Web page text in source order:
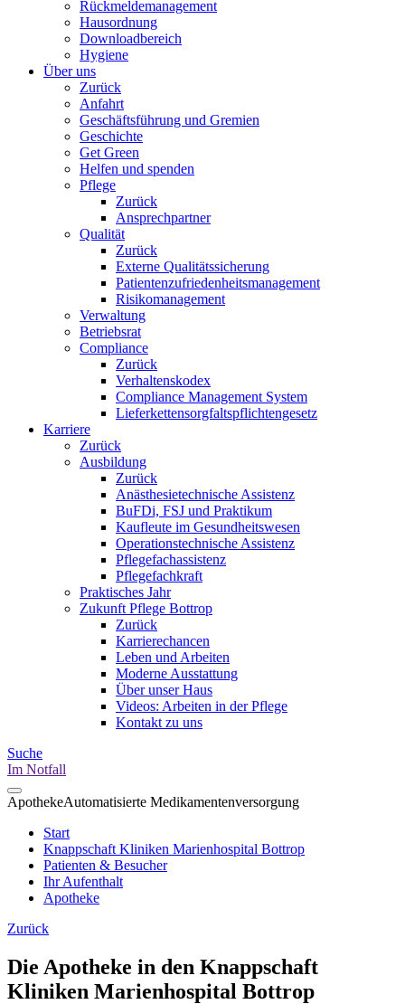
Rückmeldemanagement
Hausordnung
Downloadbereich
Hygiene
Über uns
Zurück
Anfahrt
Geschäftsführung und Gremien
Geschichte
Get Green
Helfen und spenden
Pflege
Zurück
Ansprechpartner
Qualität
Zurück
Externe Qualitätssicherung
Patientenzufriedenheitsmanagement
Risikomanagement
Verwaltung
Betriebsrat
Compliance
Zurück
Verhaltenskodex
Compliance Management System
Lieferkettensorgfaltspflichtengesetz
Karriere
Zurück
Ausbildung
Zurück
Anästhesietechnische Assistenz
BuFDi, FSJ und Praktikum
Kaufleute im Gesundheitswesen
Operationstechnische Assistenz
Pflegefachassistenz
Pflegefachkraft
Praktisches Jahr
Zukunft Pflege Bottrop
Zurück
Karrierechancen
Leben und Arbeiten
Moderne Ausstattung
Über unser Haus
Videos: Arbeiten in der Pflege
Kontakt zu uns
Suche
Im Notfall
ApothekeAutomatisierte Medikamentenversorgung​
Start
Knappschaft Kliniken Marienhospital Bottrop
Patienten & Besucher
Ihr Aufenthalt
Apotheke
Zurück
Die Apotheke in den Knappschaft
Kliniken Marienhospital Bottrop